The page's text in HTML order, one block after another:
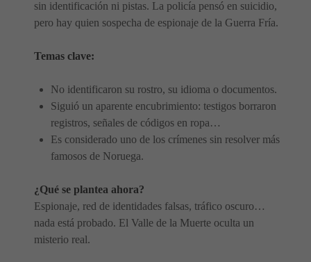
sin identificación ni pistas. La policía pensó en suicidio,
pero hay quien sospecha de espionaje de la Guerra Fría.
Temas clave:
No identificaron su rostro, su idioma o documentos.
Siguió un aparente encubrimiento: testigos borraron
registros, señales de códigos en ropa…
Es considerado uno de los crímenes sin resolver más
famosos de Noruega.
¿Qué se plantea ahora?
Espionaje, red de identidades falsas, tráfico oscuro…
nada está probado. El Valle de la Muerte oculta un
misterio real.